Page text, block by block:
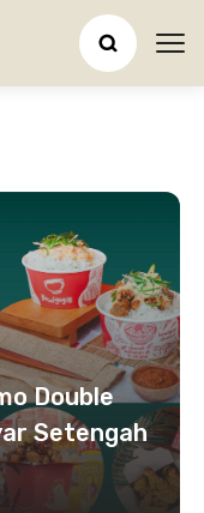
Double
Setengah